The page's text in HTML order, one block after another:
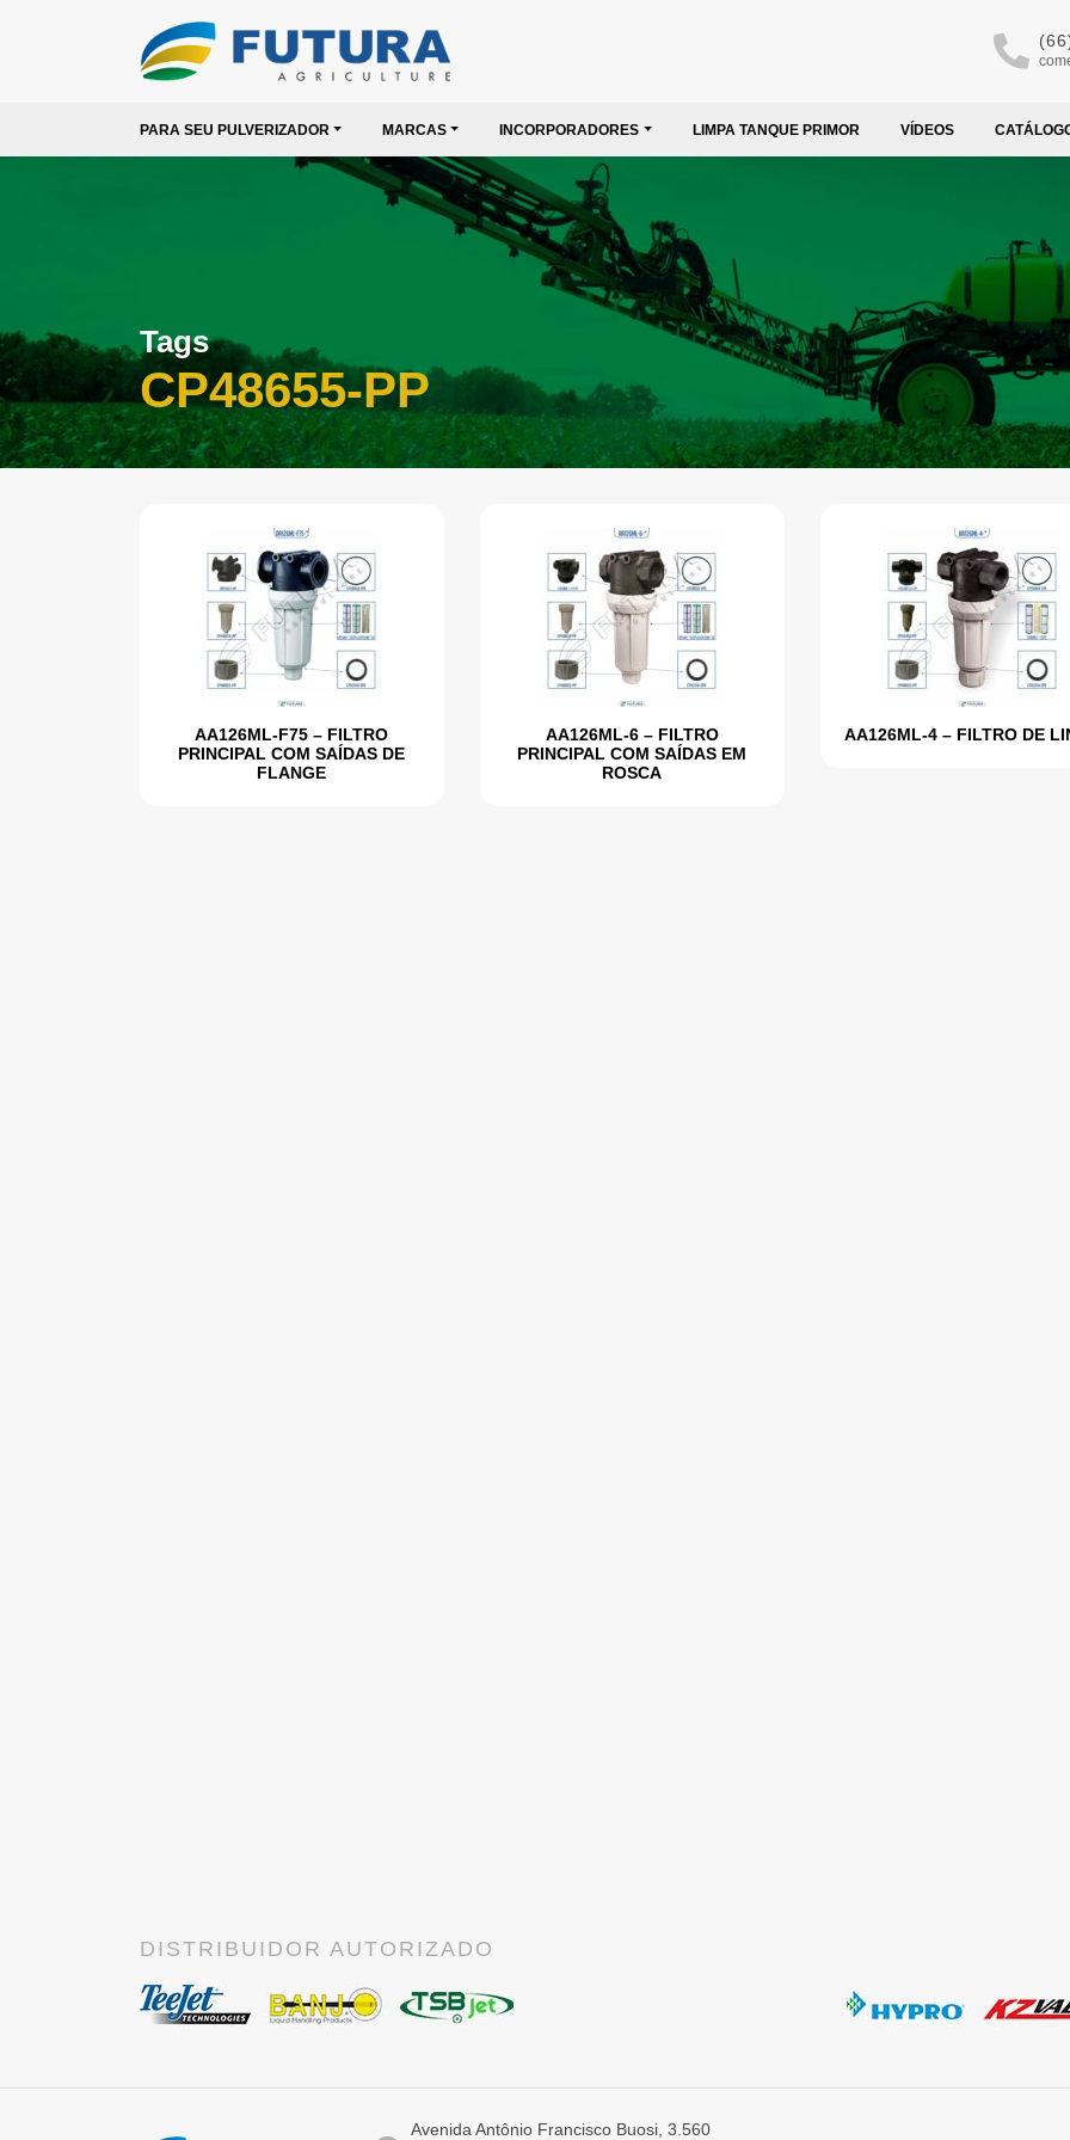
PARA SEU PULVERIZADOR MARCAS INCORPORADORES LIMPA TANQUE PRIMOR VÍDEOS
Tags
CP48655-PP
AA126ML-F75 – FILTRO
PRINCIPAL COM SAÍDAS DE
FLANGE
AA126ML-6 – FILTRO
PRINCIPAL COM SAÍDAS EM
ROSCA
AA126ML-4 – FILTRO DE
DISTRIBUIDOR AUTORIZADO
Avenida Antônio Francisco Buosi, 3.560